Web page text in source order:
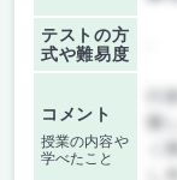
テストの方
式や難易度
コメント
授業の内容や
学べたこと
行
難